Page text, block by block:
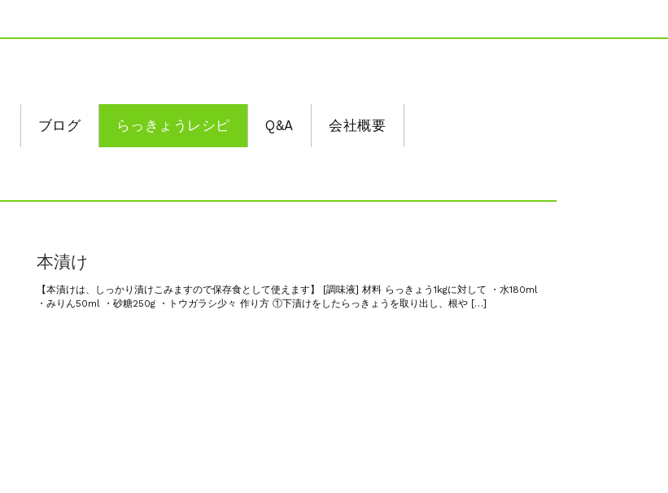
ブログ らっきょうレシピ Q&A 会社概要
本漬け
【本漬けは、しっかり漬けこみますので保存食として使えます】 [調味液] 材料 らっきょう1kgに対して ・水180ml
・みりん50ml ・砂糖250g ・トウガラシ少々 作り方 ①下漬けをしたらっきょうを取り出し、根や […]